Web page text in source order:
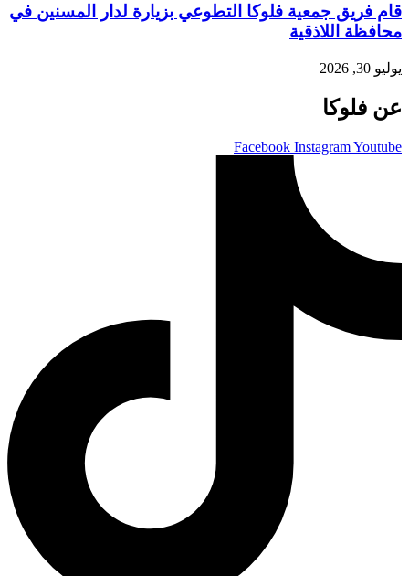
قام فريق جمعية فلوكا التطوعي بزيارة لدار المسنين في
محافظة اللاذقية
يوليو 30, 2026
عن فلوكا
Facebook InstagramYoutube